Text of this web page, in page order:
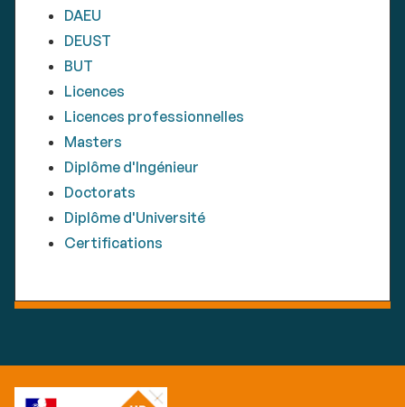
DAEU
DEUST
BUT
Licences
Licences professionnelles
Masters
Diplôme d'Ingénieur
Doctorats
Diplôme d'Université
Certifications